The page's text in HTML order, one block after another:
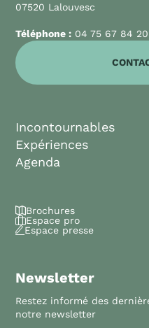
07520 Lalouvesc
Téléphone : 04 75 67 84 20
Incontournables
Expériences
Agenda
Brochures
Espace pro
Espace presse
Newsletter
Restez informé des
notre newsletter